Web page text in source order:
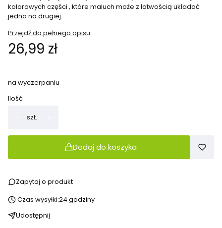
kolorowych części , które maluch może z łatwością układać
jedna na drugiej.
Przejdź do pełnego opisu
Cena
26,99 zł
na wyczerpaniu
Ilość
szt.
Dodaj do koszyka
Zapytaj o produkt
Czas wysyłki:24 godziny
Udostępnij